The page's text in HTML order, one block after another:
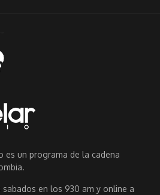
es un programa de la cadena
en los 930 am y online a